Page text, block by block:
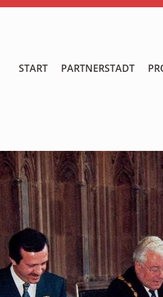
START PARTNERSTADT
NEWS
KALENDER
GALERIE
Videos
ÜBER UNS
Personen